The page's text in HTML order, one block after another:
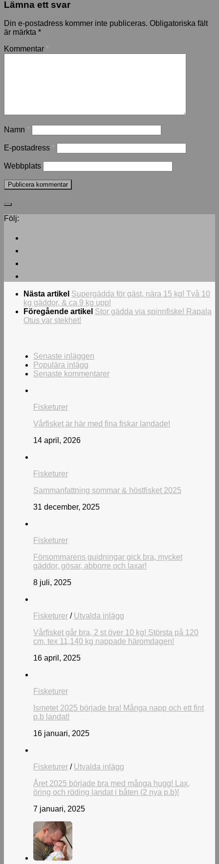
Lämna ett svar
Din e-postadress kommer inte publiceras. Obligatoriska fält
är märkta *
Kommentar *
Namn *
E-postadress *
Webbplats
Följ:
Nästa artikel Supergädda för gäst, nära 15 kg! Två 10
kg gäddor, & ca 9 kg upp!
Föregående artikel Stor gädda via spinnfiske! Rapala
Otus var stekhet!
Senaste inläggen
Populära inlägg
Senaste kommentarer
Fisketurer
Vårfisket är här med fina fiskar landade!
14 april, 2026
Fisketurer
Sammanfattning sommar & höstfisket 2025
31 december, 2025
Fisketurer
Försommarens guidningar gick bra, mycket
gäddor, gösar, abborre och laxar!
8 juli, 2025
Fisketurer / Utvalda inlägg
Vårfisket går bra, 2 st över 10 kg! Största på 120
cm, tex 11,140 kg nappade häromdagen!
16 april, 2025
Fisketurer
Ismetet 2025 började bra! Många napp och ett fint
p.b landat!
16 januari, 2025
Fisketurer / Utvalda inlägg
Året 2025 började bra med många hugg! Lax,
öring och röding landat i båten (2 nya p.b)!
7 januari, 2025